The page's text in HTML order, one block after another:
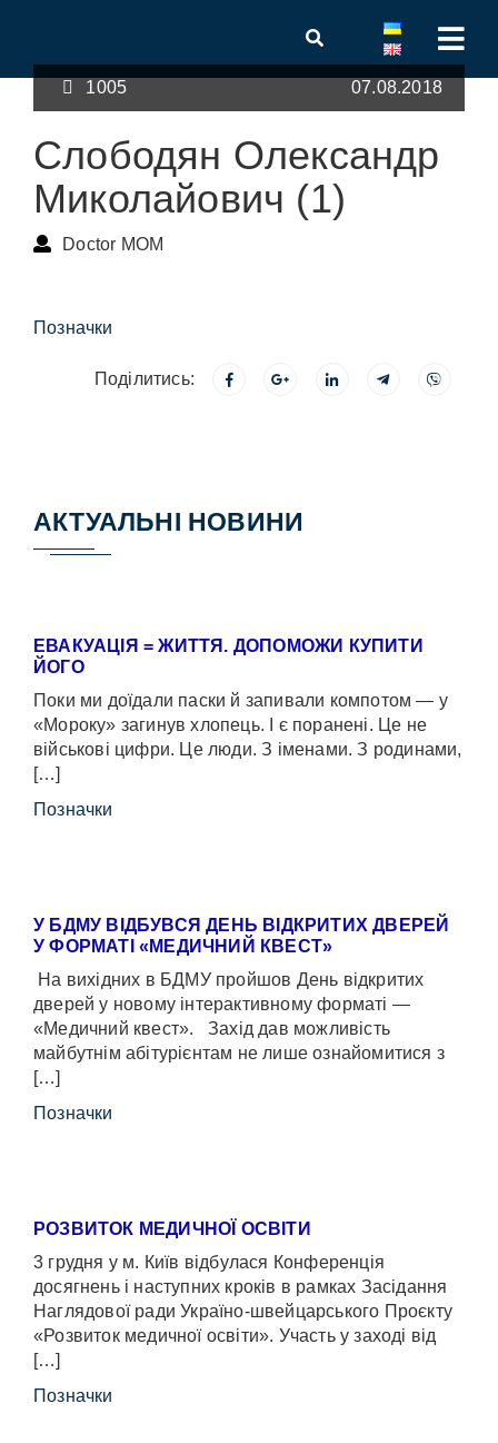
1005 07.08.2018
Слободян Олександр
Миколайович (1)
Doctor MOM
Позначки
Поділитись:
АКТУАЛЬНІ НОВИНИ
ЕВАКУАЦІЯ = ЖИТТЯ. ДОПОМОЖИ КУПИТИ
ЙОГО
Поки ми доїдали паски й запивали компотом — у
«Мороку» загинув хлопець. І є поранені. Це не
військові цифри. Це люди. З іменами. З родинами,
[…]
Позначки
У БДМУ ВІДБУВСЯ ДЕНЬ ВІДКРИТИХ ДВЕРЕЙ
У ФОРМАТІ «МЕДИЧНИЙ КВЕСТ»
На вихідних в БДМУ пройшов День відкритих
дверей у новому інтерактивному форматі —
«Медичний квест». Захід дав можливість
майбутнім абітурієнтам не лише ознайомитися з
[…]
Позначки
РОЗВИТОК МЕДИЧНОЇ ОСВІТИ
3 грудня у м. Київ відбулася Конференція
досягнень і наступних кроків в рамках Засідання
Наглядової ради Україно-швейцарського Проєкту
«Розвиток медичної освіти». Участь у заході від
[…]
Позначки